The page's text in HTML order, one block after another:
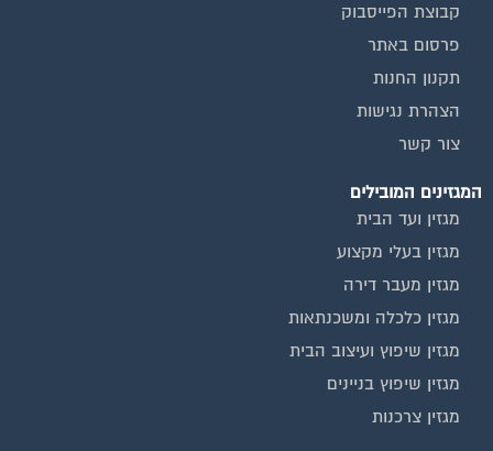
קבוצת הפייסבוק
פרסום באתר
תקנון החנות
הצהרת נגישות
צור קשר
המגזינים המובילים
מגזין ועד הבית
מגזין בעלי מקצוע
מגזין מעבר דירה
מגזין כלכלה ומשכנתאות
מגזין שיפוץ ועיצוב הבית
מגזין שיפוץ בניינים
מגזין צרכנות